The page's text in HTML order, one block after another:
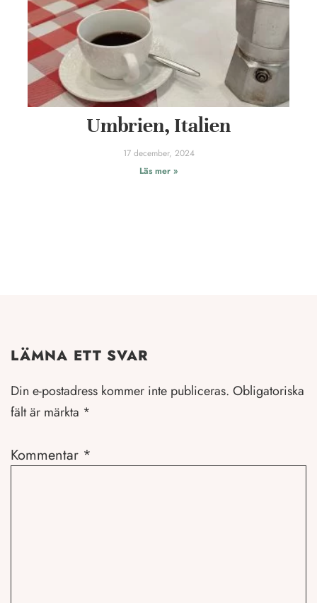
Umbrien, Italien
17 december, 2024
Läs mer »
LÄMNA ETT SVAR
Din e-postadress kommer inte publiceras. Obligatoriska
fält är märkta *
Kommentar *